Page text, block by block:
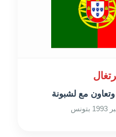
وتعاون مع لشبونة